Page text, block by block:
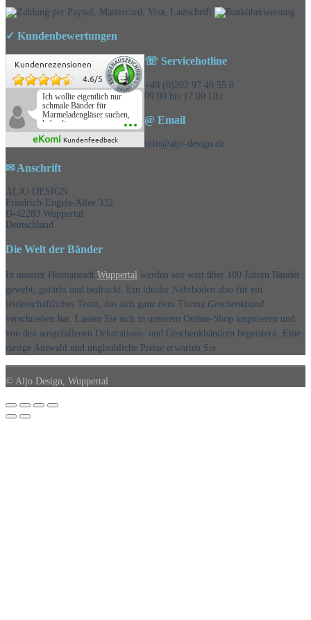
✓ Kundenbewertungen
Kundenrezensionen
4.6/5
Ich wollte eigentlich nur
schmale Bänder für
Marmeladengläser suchen,
habe die
Überraschungsbänder
mitbestellt und war positiv
eKomi Kundenfeedback
☏ Servicehotline
+49 (0)202 97 49 55 0
09.00 bis 17.00 Uhr
@ Email
info@aljo-design.de
✉ Anschrift
ALJO DESIGN
Friedrich-Engels-Allee 332
D-42283 Wuppertal
Deutschland
Die Welt der Bänder
In unserer Heimatstadt Wuppertal werden seit weit über 100 Jahren Bänder
gewebt, gefärbt und bedruckt. Ein idealer Nährboden also für ein
leidenschaftliches Team, das sich ganz dem Thema Geschenkband
verschrieben hat. Lassen Sie sich in unserem Online-Shop inspirieren und
von den ausgefallenen Dekorations- und Geschenkbändern begeistern. Eine
riesige Auswahl und unglaubliche Preise erwarten Sie.
© Aljo Design, Wuppertal